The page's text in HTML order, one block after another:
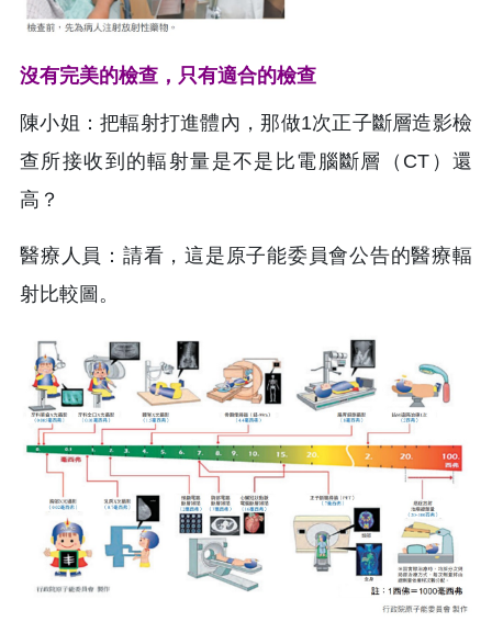
沒有完美的檢查，只有適合的檢查
陳小姐：把輻射打進體內，那做1次正子斷層造影檢
查所接收到的輻射量是不是比電腦斷層（CT）還
高？
醫療人員：請看，這是原子能委員會公告的醫療輻
射比較圖。